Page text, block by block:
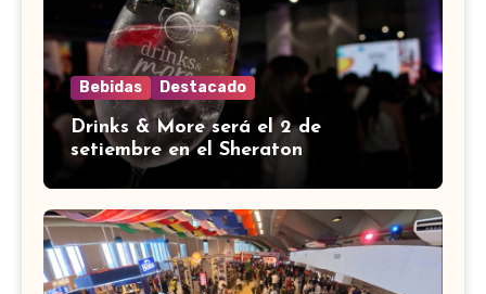
Bebidas Destacado
Drinks & More será el 2 de
setiembre en el Sheraton